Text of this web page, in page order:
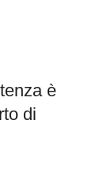
è
di